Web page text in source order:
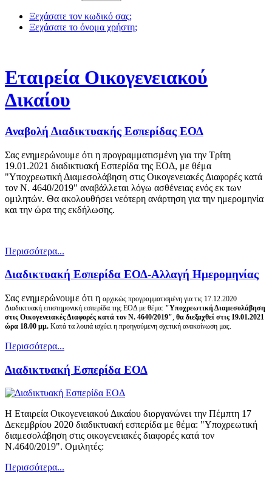
Ξεχάσατε τον κωδικό σας;
Ξεχάσατε το όνομα χρήστη;
Εταιρεία Οικογενειακού
Δικαίου
Αναβολή Διαδικτυακής Εσπερίδας ΕΟΔ
Σας ενημερώνουμε ότι η προγραμματισμένη για την Τρίτη
19.01.2021 διαδικτυακή Εσπερίδα της ΕΟΔ, με θέμα
"Υποχρεωτική Διαμεσολάβηση στις Οικογενειακές Διαφορές κατά
τον Ν. 4640/2019" αναβάλλεται λόγω ασθένειας ενός εκ των
ομιλητών. Θα ακολουθήσει νεότερη ανάρτηση για την ημερομηνία
και την ώρα της εκδήλωσης.
Περισσότερα...
Διαδικτυακή Εσπερίδα ΕΟΔ-Αλλαγή Ημερομηνίας
Σας ενημερώνουμε ότι η αρχικώς προγραμματισμένη για τις 17.12.2020
Διαδικτυακή επιστημονική εσπερίδα της ΕΟΔ με θέμα: "Υποχρεωτική Διαμεσολάβηση
στις Οικογενειακές Διαφορές κατά τον Ν. 4640/2019", θα διεξαχθεί στις 19.01.2021
ώρα 18.00 μμ. Κατά τα λοιπά ισχύει η προηγούμενη σχετική ανακοίνωση μας.
Περισσότερα...
Διαδικτυακή Εσπερίδα ΕΟΔ
Η Εταιρεία Οικογενειακού Δικαίου διοργανώνει την Πέμπτη 17
Δεκεμβρίου 2020 διαδικτυακή εσπερίδα με θέμα: "Υποχρεωτική
διαμεσολάβηση στις οικογενειακές διαφορές κατά τον
Ν.4640/2019". Ομιλητές:
Περισσότερα...